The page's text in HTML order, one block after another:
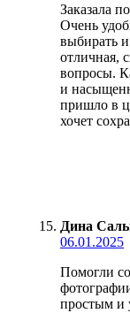
Заказала
Очень
выбирать
отличная,
вопросы.
и
пришло в
хочет
Дина
06.01.2025
Помогли
простым и